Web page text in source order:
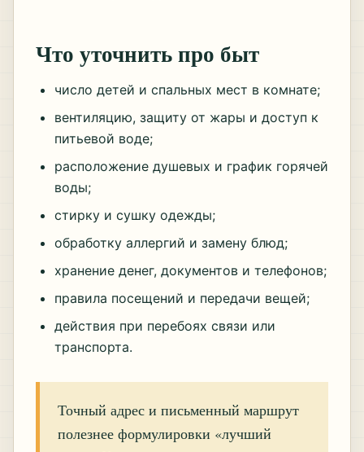
Что уточнить про быт
число детей и спальных мест в комнате;
вентиляцию, защиту от жары и доступ к
питьевой воде;
расположение душевых и график горячей
воды;
стирку и сушку одежды;
обработку аллергий и замену блюд;
хранение денег, документов и телефонов;
правила посещений и передачи вещей;
действия при перебоях связи или
транспорта.
Точный адрес и письменный маршрут
полезнее формулировки «лучший